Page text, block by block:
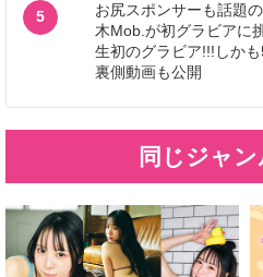
5
お尻スポンサーも話題
木Mob.が初グラビアに
生初のグラビア!!!しか
裏側動画も公開
同じジャ